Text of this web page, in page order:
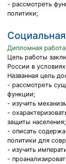
- рассмотреть
политики;
Дипломная
Цель работы
России в
Названная цель
- рассмотреть
функции;
- изучить
-
защиты населения;
- описать
политики для
- изучить
-